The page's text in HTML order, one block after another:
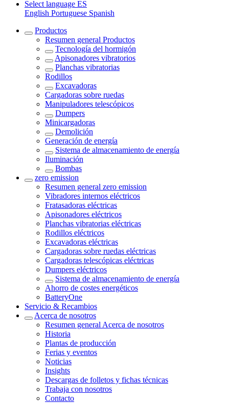
Select language ES
English Portuguese Spanish
Productos
Resumen general Productos
Tecnología del hormigón
Apisonadores vibratorios
Planchas vibratorias
Rodillos
Excavadoras
Cargadoras sobre ruedas
Manipuladores telescópicos
Dumpers
Minicargadoras
Demolición
Generación de energía
Sistema de almacenamiento de energía
Iluminación
Bombas
zero emission
Resumen general zero emission
Vibradores internos eléctricos
Fratasadoras eléctricas
Apisonadores eléctricos
Planchas vibratorias eléctricas
Rodillos eléctricos
Excavadoras eléctricas
Cargadoras sobre ruedas eléctricas
Cargadoras telescópicas eléctricas
Dumpers eléctricos
Sistema de almacenamiento de energía
Ahorro de costes energéticos
BatteryOne
Servicio & Recambios
Acerca de nosotros
Resumen general Acerca de nosotros
Historia
Plantas de producción
Ferias y eventos
Noticias
Insights
Descargas de folletos y fichas técnicas
Trabaja con nosotros
Contacto